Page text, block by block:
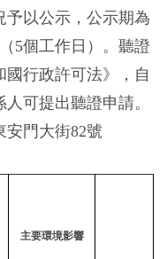
予以公示，公示期為
5個工作日）。聽證
行政許可法》，自
可提出聽證申請。
門大街82號
主要環境影響